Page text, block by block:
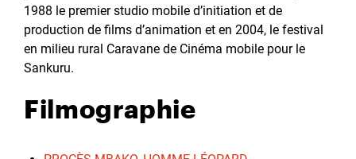
1988 le premier studio mobile d’initiation et de
production de films d’animation et en 2004, le festival
en milieu rural Caravane de Cinéma mobile pour le
Sankuru.
Filmographie